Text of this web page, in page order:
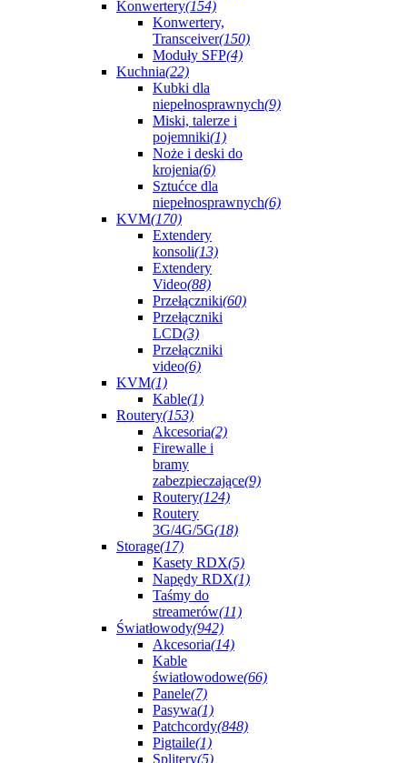
Konwertery(154)
Konwertery,
Transceiver(150)
Moduły SFP(4)
Kuchnia(22)
Kubki dla
niepełnosprawnych(9)
Miski, talerze i
pojemniki(1)
Noże i deski do
krojenia(6)
Sztućce dla
niepełnosprawnych(6)
KVM(170)
Extendery
konsoli(13)
Extendery
Video(88)
Przełączniki(60)
Przełączniki
LCD(3)
Przełączniki
video(6)
KVM(1)
Kable(1)
Routery(153)
Akcesoria(2)
Firewalle i
bramy
zabezpieczające(9)
Routery(124)
Routery
3G/4G/5G(18)
Storage(17)
Kasety RDX(5)
Napędy RDX(1)
Taśmy do
streamerów(11)
Światłowody(942)
Akcesoria(14)
Kable
światłowodowe(66)
Panele(7)
Pasywa(1)
Patchcordy(848)
Pigtaile(1)
Splitery(5)